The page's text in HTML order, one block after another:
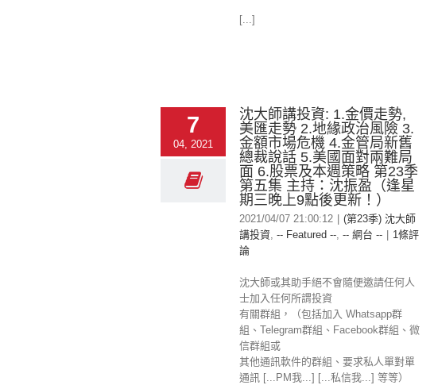
[...]
7
04, 2021
沈大師講投資: 1.金價走勢,
美匯走勢 2.地緣政治風險 3.
金額市場危機 4.金管局新舊
總裁說話 5.美國面對兩難局
面 6.股票及本週策略 第23季
第五集 主持：沈振盈（逢星
期三晚上9點後更新！）
2021/04/07 21:00:12
(第23季) 沈大師
講投資, -- Featured --, -- 網台 --
1條評
論
沈大師或其助手絕不會隨便邀請任何人
士加入任何所謂投資
有關群組，（包括加入 Whatsapp群
組、Telegram群組、Facebook群組、微
信群組或
其他通訊軟件的群組、要求私人單對單
通訊 [...PM我...] [...私信我...] 等等）